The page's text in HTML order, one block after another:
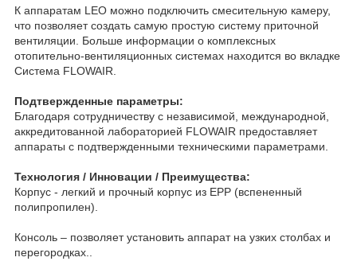
К аппаратам LEO можно подключить смесительную камеру,
что позволяет создать самую простую систему приточной
вентиляции. Больше информации о комплексных
отопительно-вентиляционных системах находится во вкладке
Система FLOWAIR.
Подтвержденные параметры:
Благодаря сотрудничеству с независимой, международной,
аккредитованной лабораторией FLOWAIR предоставляет
аппараты с подтвержденными техническими параметрами.
Технология / Инновации / Преимущества:
Корпус - легкий и прочный корпус из EPP (вспененный
полипропилен).
Консоль – позволяет установить аппарат на узких столбах и
перегородках..